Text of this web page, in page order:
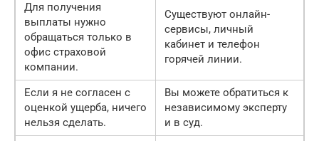
Для получения
выплаты нужно
обращаться только в
офис страховой
компании.
Существуют онлайн-
сервисы, личный
кабинет и телефон
горячей линии.
Если я не согласен с
оценкой ущерба, ничего
нельзя сделать.
Вы можете обратиться к
независимому эксперту
и в суд.